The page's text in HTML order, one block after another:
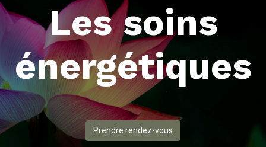
Les soins
énergétiques
Prendre rendez-vous